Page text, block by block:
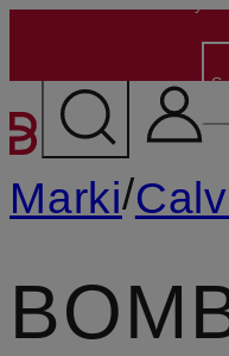
Marki/